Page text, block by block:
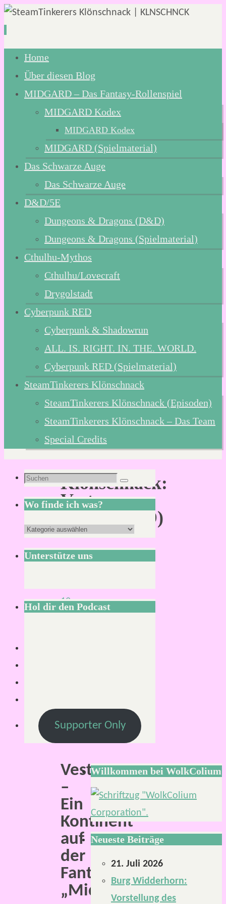
Zum
Inhalt
springen
Home
Über diesen Blog
MIDGARD – Das Fantasy-Rollenspiel
MIDGARD Kodex
MIDGARD Kodex
MIDGARD (Spielmaterial)
Das Schwarze Auge
Das Schwarze Auge
D&D/5E
Dungeons & Dragons (D&D)
Dungeons & Dragons (Spielmaterial)
Cthulhu-Mythos
Cthulhu/Lovecraft
Drygolstadt
Cyberpunk RED
Cyberpunk & Shadowrun
ALL. IS. RIGHT. IN. THE. WORLD.
Cyberpunk RED (Spielmaterial)
SteamTinkerers Klönschnack
SteamTinkerers Klönschnack (Episoden)
SteamTinkerers Klönschnack – Das Team
Special Credits
Klönschnack:
Vesternesse
(MIDGARD)
12.
2
Vesternesse
–
Ein
Kontinent
auf
der
Fantasywelt
„Midgard“.
Suchen
nach:
Suchen
Wo finde ich was?
Wo
finde
ich
Unterstütze uns
Hol dir den Podcast
Supporter Only
Willkommen bei WolkColium
Neueste Beiträge
21. Juli 2026
Burg Widderhorn:
Vorstellung des